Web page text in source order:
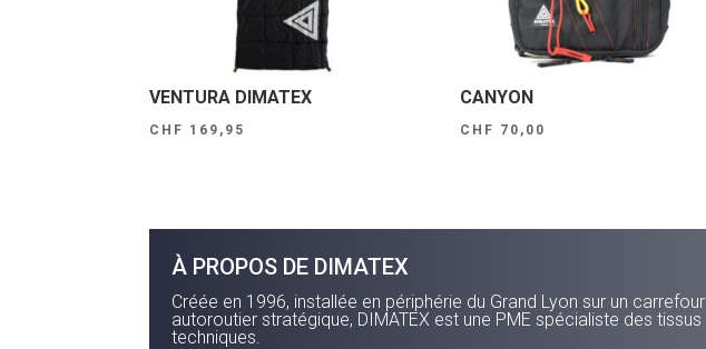
VENTURA DIMATEX
CHF 169,95
CANYON
CHF 70,00
À PROPOS DE DIMATEX
Créée en 1996, installée en périphérie du Grand Lyon sur un carrefour
autoroutier stratégique, DIMATEX est une PME spécialiste des tissus
techniques.